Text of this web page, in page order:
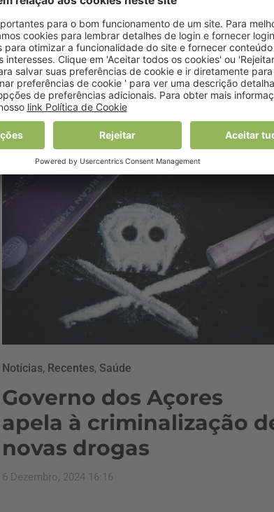
ASAE suspende
entreposto frigorífico e
apreende mais de 37
toneladas de carne
16 Dezembro, 2024 9:39
Notícias, Recentes, Saúde
Governo dos Açores
apela à criminalização
novas drogas
6 Dezembro, 2024 16:16